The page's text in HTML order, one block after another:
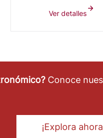
Ver detalles
Conoce
¡Explora